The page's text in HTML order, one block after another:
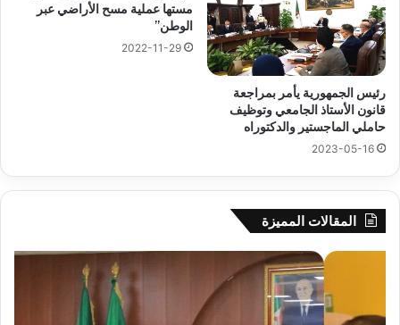
رئيس الجمهورية يأمر بمراجعة
قانون الأستاذ الجامعي وتوظيف
حاملي الماجستير والدكتوراه
2023-05-16
مستها عملية مسح الأراضي عبر
الوطن”
2022-11-29
المقالات المميزة
يؤكد